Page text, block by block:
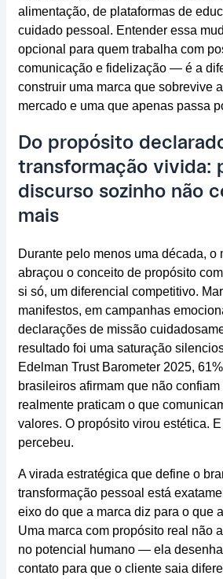
alimentação, de plataformas de
cuidado pessoal. Entender essa
opcional para quem trabalha com
comunicação e fidelização — é a
construir uma marca que sobrevive
mercado e uma que apenas passa
Do propósito
transformação vivida:
discurso sozinho não
mais
Durante pelo menos uma década, o
abraçou o conceito de propósito
si só, um diferencial competitivo.
manifestos, em campanhas
declarações de missão
resultado foi uma saturação
Edelman Trust Barometer 2025,
brasileiros afirmam que não
realmente praticam o que
valores. O propósito virou estética.
percebeu.
A virada estratégica que define o
transformação pessoal está
eixo do que a marca diz para o que
Uma marca com propósito real não
no potencial humano — ela
contato para que o cliente saia